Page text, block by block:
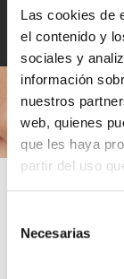
Las cookies de
el contenido y
sociales y
información
nuestros
web, quienes
que les haya
partir del uso
Necesarias
Las colecciones
Invierte enuna